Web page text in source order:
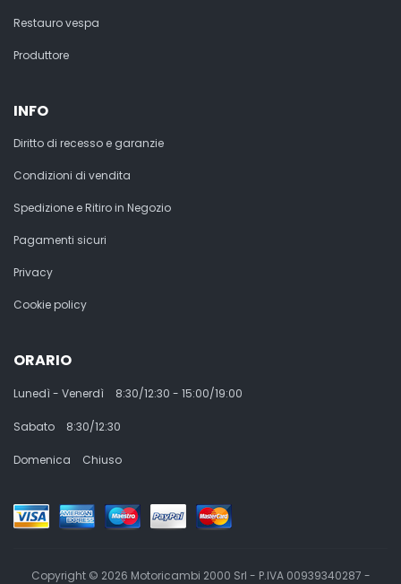
Restauro vespa
Produttore
INFO
Diritto di recesso e garanzie
Condizioni di vendita
Spedizione e Ritiro in Negozio
Pagamenti sicuri
Privacy
Cookie policy
ORARIO
Lunedì - Venerdì 8:30/12:30 - 15:00/19:00
Sabato 8:30/12:30
Domenica Chiuso
Copyright © 2026 Motoricambi 2000 Srl - P.IVA 00939340287 -